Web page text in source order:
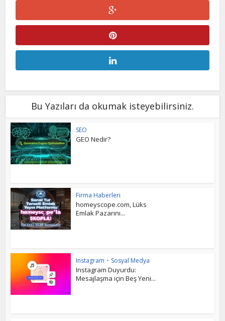
Bu Yazıları da okumak isteyebilirsiniz.
SEO
GEO Nedir?
Firma Haberleri
homeyscope.com, Lüks
Emlak Pazarını...
Instagram • Sosyal Medya
Instagram Duyurdu:
Mesajlaşma için Beş Yeni...